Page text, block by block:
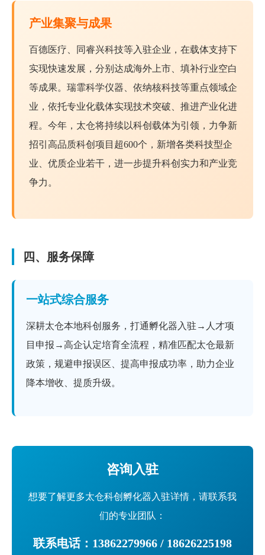
产业集聚与成果
百德医疗、同睿兴科技等入驻企业，在载体支持下
实现快速发展，分别达成海外上市、填补行业空白
等成果。瑞霏科学仪器、依纳核科技等重点领域企
业，依托专业化载体实现技术突破、推进产业化进
程。今年，太仓将持续以科创载体为引领，力争新
招引高品质科创项目超600个，新增各类科技型企
业、优质企业若干，进一步提升科创实力和产业竞
争力。
四、服务保障
一站式综合服务
深耕太仓本地科创服务，打通孵化器入驻→人才项
目申报→高企认定培育全流程，精准匹配太仓最新
政策，规避申报误区、提高申报成功率，助力企业
降本增收、提质升级。
咨询入驻
想要了解更多太仓科创孵化器入驻详情，请联系我
们的专业团队：
联系电话：13862279966 / 18626225198